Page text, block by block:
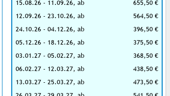
15.08.26 - 11.09.26, ab
655,50 €
12.09.26 - 23.10.26, ab
564,50 €
24.10.26 - 04.12.26, ab
396,50 €
05.12.26 - 18.12.26, ab
375,50 €
03.01.27 - 05.02.27, ab
368,50 €
06.02.27 - 12.03.27, ab
438,50 €
13.03.27 - 25.03.27, ab
473,50 €